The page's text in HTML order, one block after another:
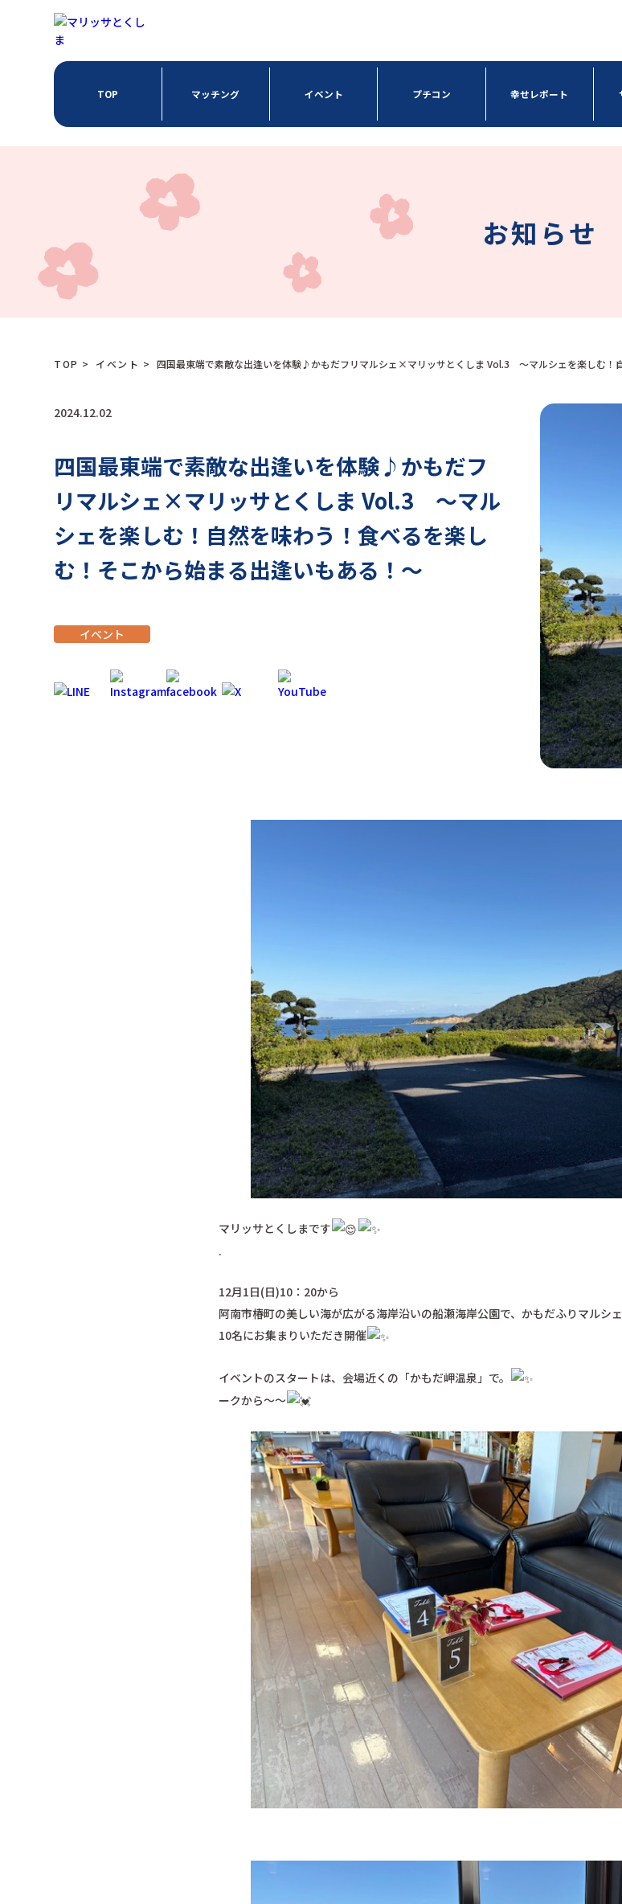
TOP マッチング イベント プチコン 幸せレポート
お知らせ
TOP > イベント > 四国最東端で素敵な出逢いを体験♪かもだフリマルシェ×マリッサとくしま Vol.3 ～マルシェを楽しむ！
2024.12.02
四国最東端で素敵な出逢いを体験♪かもだフ
リマルシェ×マリッサとくしま Vol.3 ～マル
シェを楽しむ！自然を味わう！食べるを楽し
む！そこから始まる出逢いもある！～
イベント
マリッサとくしまです
.
12月1日(日)10：20から
阿南市椿町の美しい海が広がる海岸沿いの船瀬海岸公園で、かもだふりマル
10名にお集まりいただき開催
イベントのスタートは、会場近くの「かもだ岬温泉」で。
まず
ークから～～